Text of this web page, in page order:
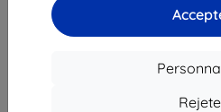
Contacts